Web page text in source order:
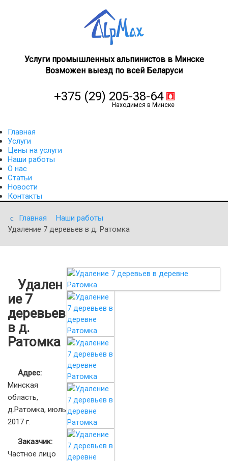
Услуги промышленных альпинистов в Минске
Возможен выезд по всей Беларуси
+375 (29) 205-38-64
Главная
Услуги
Цены на услуги
Наши работы
О нас
Статьи
Новости
Контакты
Главная
Наши работы
Удаление 7 деревьев в д. Ратомка
Удален
ие 7
деревьев
в д.
Ратомка
Адрес:
Минская
область,
д.Ратомка, июль
2017 г.
Заказчик:
Частное лицо